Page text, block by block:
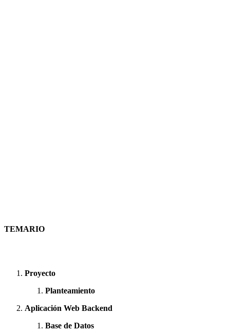
TEMARIO
Proyecto
Planteamiento
Aplicación Web Backend
Base de Datos